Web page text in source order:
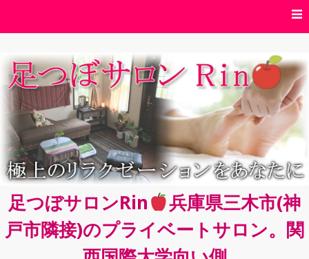
ン
ツ
へ
ス
キ
ッ
プ
足つぼサロンRin
兵庫県三木市(神
戸市隣接)のプライベートサロン。関